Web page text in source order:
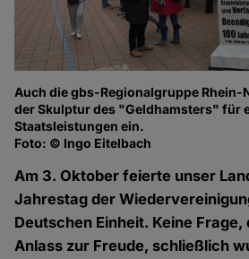
Auch die gbs-Regionalgruppe Rhein-
der Skulptur des "Geldhamsters" für
Staatsleistungen ein.
Foto: © Ingo Eitelbach
Am 3. Oktober feierte unser
Jahrestag der
Deutschen Einheit. Keine Frage,
Anlass zur Freude, schließlich